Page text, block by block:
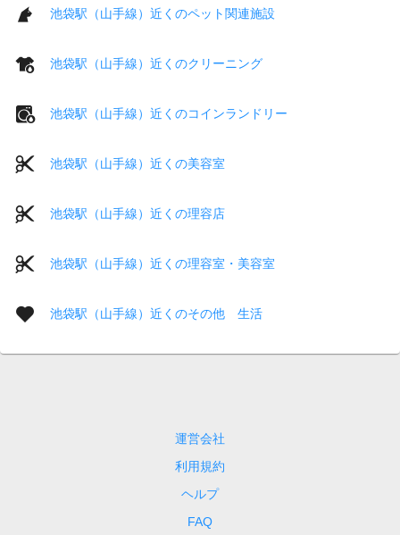
池袋駅（山手線）近くのペット関連施設
池袋駅（山手線）近くのクリーニング
池袋駅（山手線）近くのコインランドリー
池袋駅（山手線）近くの美容室
池袋駅（山手線）近くの理容店
池袋駅（山手線）近くの理容室・美容室
池袋駅（山手線）近くのその他 生活
運営会社
利用規約
ヘルプ
FAQ